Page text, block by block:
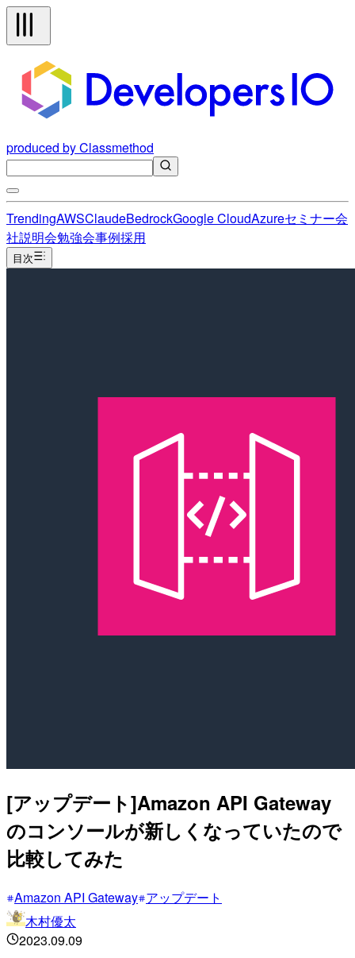
produced by Classmethod
TrendingAWSClaudeBedrockGoogle CloudAzureセミナー会
社説明会勉強会事例採用
目次
[アップデート]Amazon API Gateway
のコンソールが新しくなっていたので
比較してみた
Amazon API Gateway アップデート
木村優太
2023.09.09